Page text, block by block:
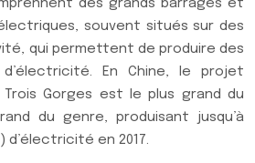
des grands barrages et
souvent situés sur des
qui permettent de produire des
En Chine, le projet
Gorges est le plus grand du
du genre, produisant jusqu’à
d’électricité en 2017.